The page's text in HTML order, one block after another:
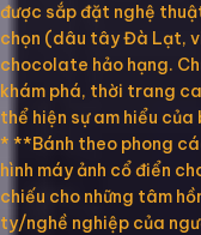
được sắp đặt nghệ
chọn (dâu tây Đà Lạt,
chocolate hảo hạng.
khám phá, thời trang
thể hiện sự am hiểu của
* **Bánh theo phong
hình máy ảnh cổ điển
chiếu cho những tâm
ty/nghề nghiệp của